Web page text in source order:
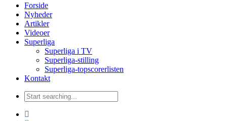
Forside
Nyheder
Artikler
Videoer
Superliga
Superliga i TV
Superliga-stilling
Superliga-topscorerlisten
Kontakt